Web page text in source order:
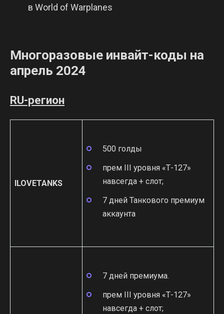
в World of Warplanes
Многоразовые инвайт-коды на
апрель 2024
RU-регион
ILOVETANKS
500 голды
прем III уровня «Т-127»
навсегда + слот;
7 дней Танкового премиум
аккаунта
7 дней премиума.
прем III уровня «Т-127»
навсегда + слот;